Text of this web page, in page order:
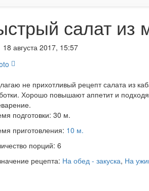
салат из
18 августа 2017, 15:57
не прихотливый рецепт салата из
Хорошо повышают аппетит и
подготовки: 30 м.
приготовления: 10 м.
порций: 6
рецепта: На обед - закуска, На